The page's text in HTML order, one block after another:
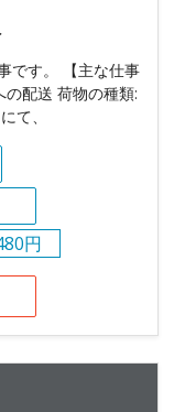
です。 【主な仕事
配送 荷物の種類:
て、
円